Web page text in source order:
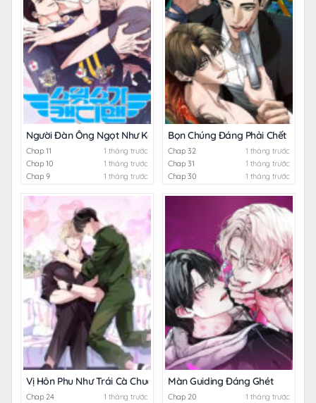
Người Đàn Ông Ngọt Như Kẹo
Chap 11
1 tháng trước
Chap 10
1 tháng trước
Chap 9
1 tháng trước
Bọn Chúng Đáng Phải Chết
Chap 32
1 tháng trước
Chap 31
1 tháng trước
Chap 30
1 tháng trước
Vị Hôn Phu Như Trái Cà Chua
Chap 24
1 tháng trước
Màn Guiding Đáng Ghét
Chap 20
1 tháng trước